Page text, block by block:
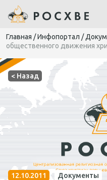
Главная /Инфопортал /
общественного движения
< Назад
12.10.2011
Документы